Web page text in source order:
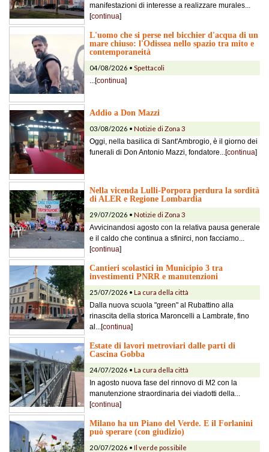
manifestazioni di interesse a realizzare murales...
[continua]
L'uomo che si perse nel bicchier d'acqua di un
mare chiuso: l'Odissea nello spazio tra mito e
contemporaneità
04/08/2026 • Spettacoli
...[continua]
Addio a Don Mazzi
03/08/2026 • Notizie di Zona 3
Oggi, nella basilica di Sant'Ambrogio, è il giorno dei
funerali di Don Antonio Mazzi, fondatore...[continua]
Nella vicenda Lulli-Porpora perdura la sordità
di ALER e Regione Lombardia
29/07/2026 • Notizie di Zona 3
Avvicinandosi agosto con la relativa pausa generale
e il caldo che continua a sfinirci, non facciamo...
[continua]
Cantieri scolastici in Municipio 3 tra
investimenti PNRR e manutenzioni
25/07/2026 • La cura della città
Dalla nuova scuola "green" al Rubattino alla
rinascita della storica Maroncelli a Lambrate, fino
al...[continua]
Estate di lavori metroviari dalle parti di
Cascina Gobba
24/07/2026 • La cura della città
In agosto nuova fase del rinnovo di M2 con la
manutenzione straordinaria dei viadotti della...
[continua]
Milano ha un Piano del Verde. E il Forlanini
può sperare (con giudizio)
20/07/2026 • Il verde possibile